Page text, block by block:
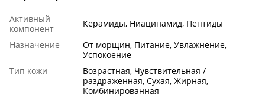
Активный
компонент
Керамиды, Ниацинамид, Пептиды
Назначение
От морщин, Питание, Увлажнение,
Успокоение
Тип кожи
Возрастная, Чувствительная /
раздраженная, Сухая, Жирная,
Комбинированная